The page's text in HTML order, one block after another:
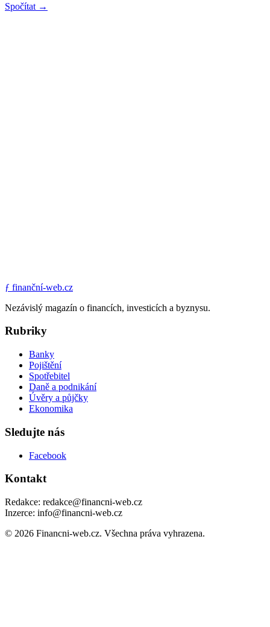
Spočítat →
ƒ finanční-web.cz
Nezávislý magazín o financích, investicích a byznysu.
Rubriky
Banky
Pojištění
Spotřebitel
Daně a podnikání
Úvěry a půjčky
Ekonomika
Sledujte nás
Facebook
Kontakt
Redakce: redakce@financni-web.cz
Inzerce: info@financni-web.cz
© 2026 Financni-web.cz. Všechna práva vyhrazena.